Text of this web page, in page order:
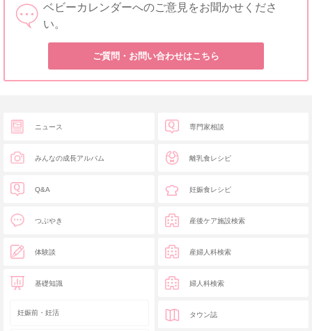
ベビーカレンダーへのご意見をお聞かせくださ
い。
ご質問・お問い合わせはこちら
ニュース
みんなの成長アルバム
Q&A
つぶやき
体験談
基礎知識
妊娠前・妊活
専門家相談
離乳食レシピ
妊娠食レシピ
産後ケア施設検索
産婦人科検索
婦人科検索
タウン誌